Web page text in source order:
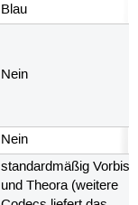
Blau
Nein
Nein
standardmäßig Vorbis
und Theora (weitere